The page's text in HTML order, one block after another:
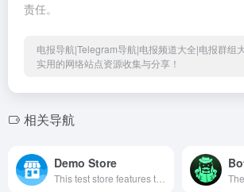
责任。
电报导航|Telegram导航|电报频道大全|电报群组
实用的网络站点资源收集与分享！
相关导航
Demo Store